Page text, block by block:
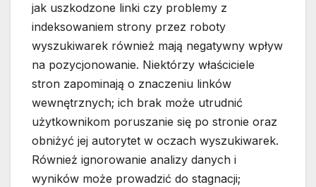
jak uszkodzone linki czy problemy z
indeksowaniem strony przez roboty
wyszukiwarek również mają negatywny wpływ
na pozycjonowanie. Niektórzy właściciele
stron zapominają o znaczeniu linków
wewnętrznych; ich brak może utrudnić
użytkownikom poruszanie się po stronie oraz
obniżyć jej autorytet w oczach wyszukiwarek.
Również ignorowanie analizy danych i
wyników może prowadzić do stagnacji;